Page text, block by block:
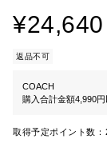
¥24,640
返品不可
COACH
購入合計金額4,990
取得予定ポイント数：